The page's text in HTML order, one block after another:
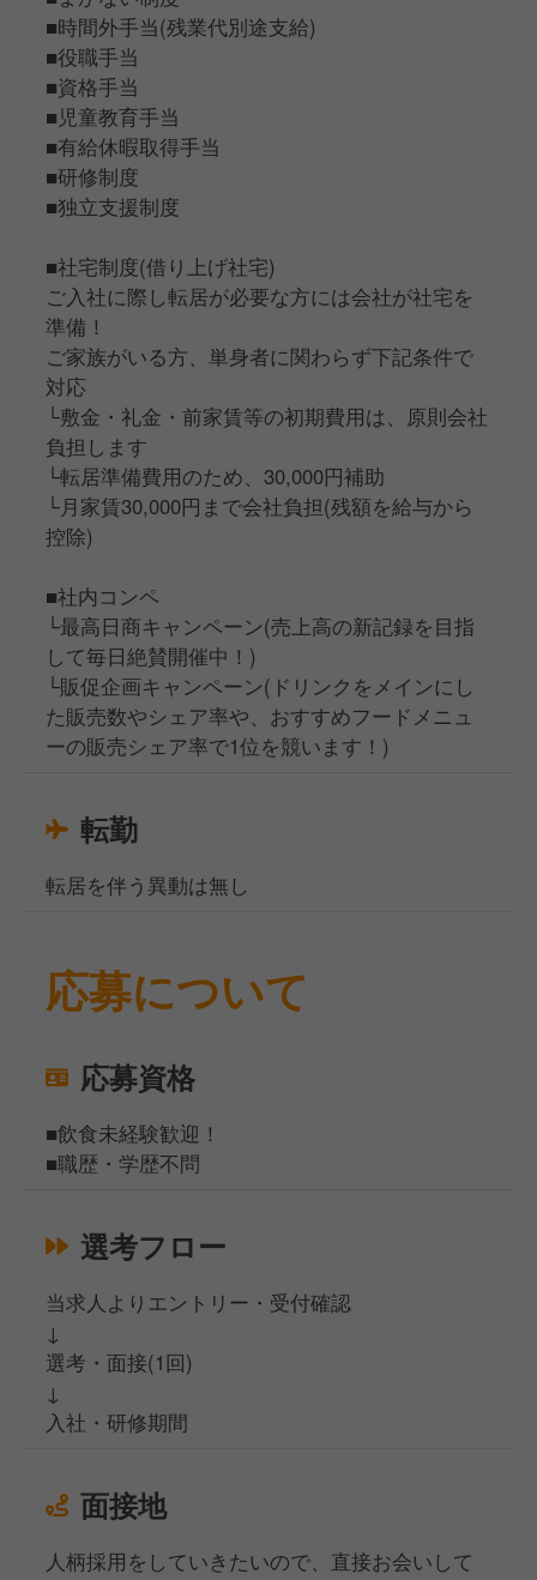
■時間外手当(残業代別途支給)
■役職手当
■資格手当
■児童教育手当
■有給休暇取得手当
■研修制度
■独立支援制度
■社宅制度(借り上げ社宅)
ご入社に際し転居が必要な方には会社が社宅を
準備！
ご家族がいる方、単身者に関わらず下記条件で
対応
└敷金・礼金・前家賃等の初期費用は、原則会社
負担します
└転居準備費用のため、30,000円補助
└月家賃30,000円まで会社負担(残額を給与から
控除)
■社内コンペ
└最高日商キャンペーン(売上高の新記録を目指
して毎日絶賛開催中！)
└販促企画キャンペーン(ドリンクをメインにし
た販売数やシェア率や、おすすめフードメニュ
ーの販売シェア率で1位を競います！)
転勤
転居を伴う異動は無し
応募について
応募資格
■飲食未経験歓迎！
■職歴・学歴不問
選考フロー
当求人よりエントリー・受付確認
↓
選考・面接(1回)
↓
入社・研修期間
面接地
人柄採用をしていきたいので、直接お会いして